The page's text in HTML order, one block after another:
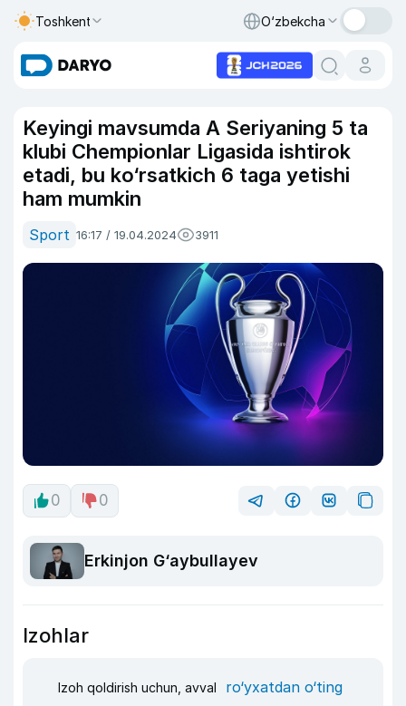
Toshkent O‘zbekcha
Keyingi mavsumda A Seriyaning 5 ta
klubi Chempionlar Ligasida ishtirok
etadi, bu ko‘rsatkich 6 taga yetishi
ham mumkin
Sport 16:17 / 19.04.2024 3911
0 0
Erkinjon G‘aybullayev
Izohlar
Izoh qoldirish uchun, avval ro‘yxatdan o‘ting